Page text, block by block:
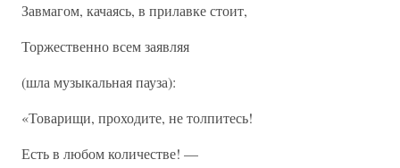
Завмагом, качаясь, в прилавке стоит,
Торжественно всем заявляя
(шла музыкальная пауза):
«Товарищи, проходите, не толпитесь!
Есть в любом количестве! —